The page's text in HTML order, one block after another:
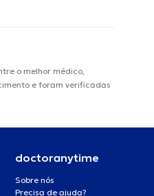
o melhor médico,
e foram verificadas
doctoranytime
Sobre nós
Precisa de ajuda?